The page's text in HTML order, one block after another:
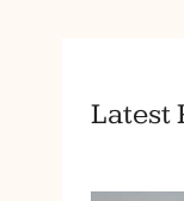
H
R
Latest